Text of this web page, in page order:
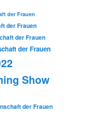
der Frauen
der Frauen
der Frauen
der Frauen
Show
der Frauen